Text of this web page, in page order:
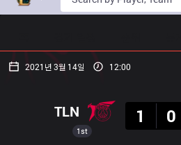
2021년 3월 14일 12:00
1st
TLN
1
0